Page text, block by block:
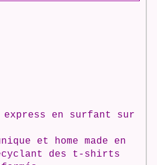
en surfant sur
et home made en
des t-shirts